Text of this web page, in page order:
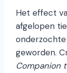
Het effect
afgelopen
geworden.
Companion